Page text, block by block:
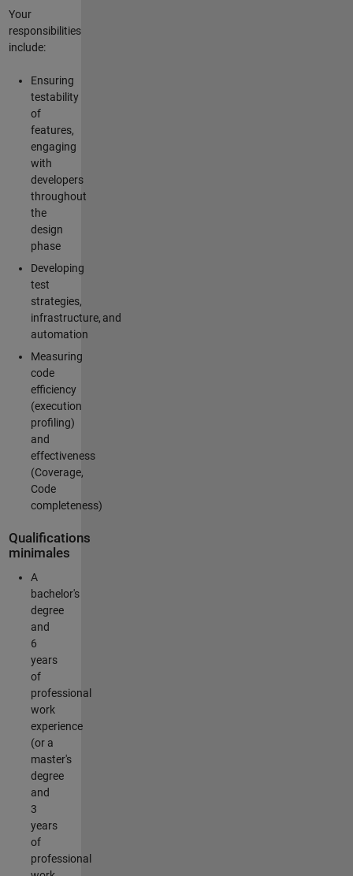
Your
responsibilities
include:
Ensuring
testability
of
features,
engaging
with
developers
throughout
the
design
phase
Developing
test
strategies,
infrastructure, and
automation
Measuring
code
efficiency
(execution
profiling)
and
effectiveness
(Coverage,
Code
completeness)
Qualifications
minimales
A
bachelor's
degree
and
6
years
of
professional
work
experience
(or a
master's
degree
and
3
years
of
professional